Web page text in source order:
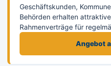
Geschäftskunden,
Behörden erhalten
Rahmenverträge für
Angebot